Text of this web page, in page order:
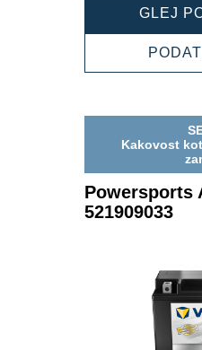
GLEJ
Kakovost
Powersports
521909033